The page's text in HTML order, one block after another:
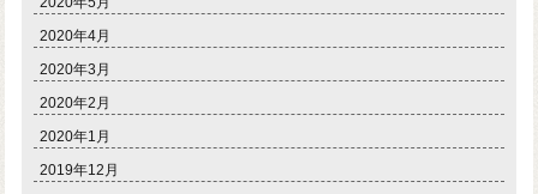
2020年4月
2020年3月
2020年2月
2020年1月
2019年12月